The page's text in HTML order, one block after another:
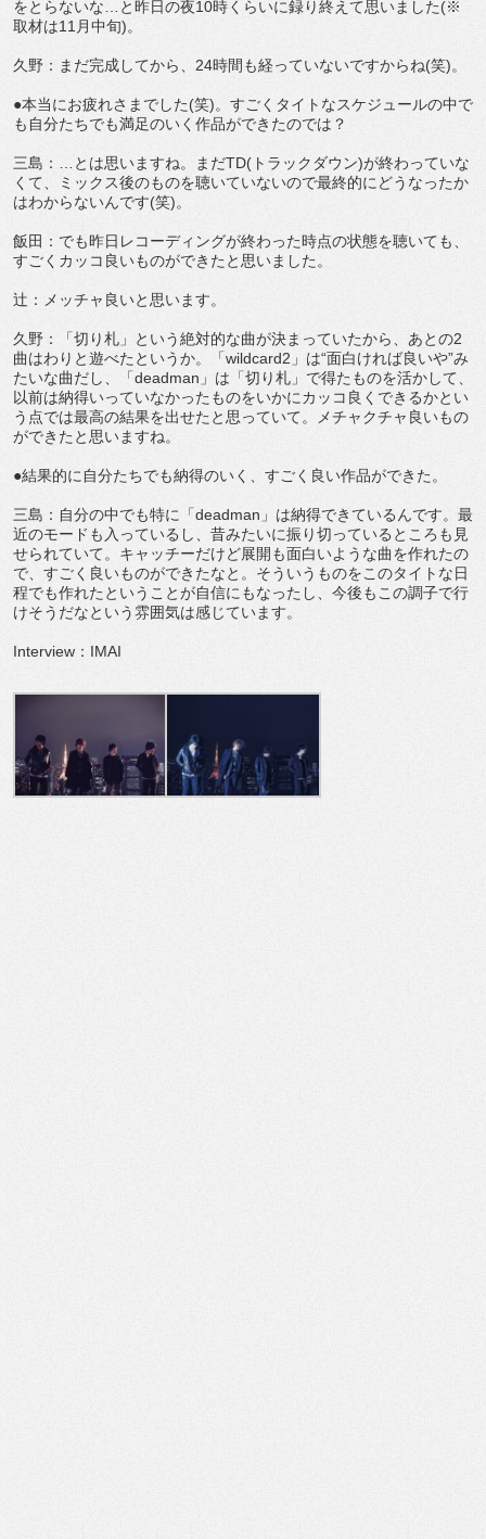
をとらないな…と昨日の夜10時くらいに録り終えて思いました(※
取材は11月中旬)。
久野：まだ完成してから、24時間も経っていないですからね(笑)。
●本当にお疲れさまでした(笑)。すごくタイトなスケジュールの中で
も自分たちでも満足のいく作品ができたのでは？
三島：…とは思いますね。まだTD(トラックダウン)が終わっていな
くて、ミックス後のものを聴いていないので最終的にどうなったか
はわからないんです(笑)。
飯田：でも昨日レコーディングが終わった時点の状態を聴いても、
すごくカッコ良いものができたと思いました。
辻：メッチャ良いと思います。
久野：「切り札」という絶対的な曲が決まっていたから、あとの2
曲はわりと遊べたというか。「wildcard2」は“面白ければ良いや”み
たいな曲だし、「deadman」は「切り札」で得たものを活かして、
以前は納得いっていなかったものをいかにカッコ良くできるかとい
う点では最高の結果を出せたと思っていて。メチャクチャ良いもの
ができたと思いますね。
●結果的に自分たちでも納得のいく、すごく良い作品ができた。
三島：自分の中でも特に「deadman」は納得できているんです。最
近のモードも入っているし、昔みたいに振り切っているところも見
せられていて。キャッチーだけど展開も面白いような曲を作れたの
で、すごく良いものができたなと。そういうものをこのタイトな日
程でも作れたということが自信にもなったし、今後もこの調子で行
けそうだなという雰囲気は感じています。
Interview：IMAI